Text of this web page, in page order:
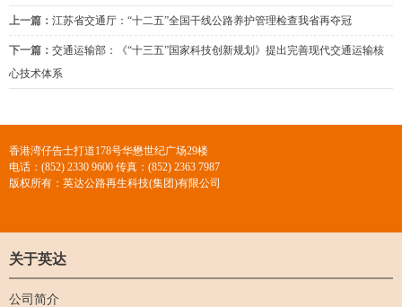
上一篇： 江苏省交通厅：“十二五”全国干线公路养护管理检查我省再夺冠
下一篇： 交通运输部：《“十三五”国家科技创新规划》提出完善现代交通运输核
心技术体系
香港湾仔告士打道178号华懋世纪广场29楼
电话：(852) 2330 9600 传真：(852) 2363 7987
版权所有：英达公路再生科技(集团)有限公司
关于英达
公司简介